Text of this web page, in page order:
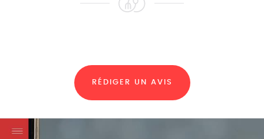
RÉDIGER UN AVIS